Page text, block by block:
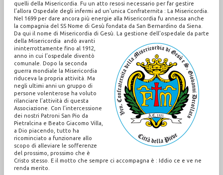
quelli della Misericordia. Fu un atto resosi necessario per far gestire
l’allora Ospedale degli infermi ad un'unica Confraternita : La Misericordia.
Nel 1699 per dare ancora più energie alla Misericordia fu annessa anche
la compagnia del SS Nome di Gesù fondata da San Bernardino da Siena.
Da qui il nome di Misericordia di Gesù. La gestione dell’ospedale da parte
della Misericordia andò avanti
ininterrottamente fino al 1912,
anno in cui l’ospedale diventò
comunale. Dopo la seconda
guerra mondiale la Misericordia
riduceva la propria attività. Ma
negli ultimi anni un gruppo di
persone volenterose ha voluto
rilanciare l’attività di questa
Associazione. Con l’intercessione
dei nostri Patroni San Pio da
Pietralcina e Beato Giacomo Villa,
a Dio piacendo, tutto ha
ricominciato a funzionare allo
scopo di alleviare le sofferenze
del prossimo, prossimo che è
Cristo stesso. E il motto che sempre ci accompagna è : Iddio ce e ve ne
renda merito.